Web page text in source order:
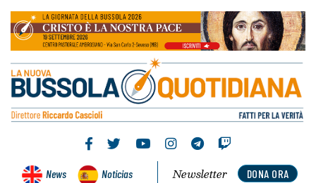
News Noticias DONA ORA
Newsletter